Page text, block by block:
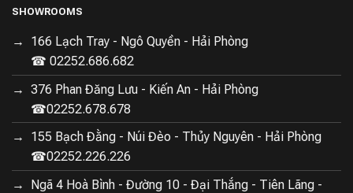
SHOWROOMS
166 Lạch Tray - Ngô Quyền - Hải Phòng
☎ 02252.686.682
376 Phan Đăng Lưu - Kiến An - Hải Phòng
☎02252.678.678
155 Bạch Đằng - Núi Đèo - Thủy Nguyên - Hải Phòng
☎02252.226.226
Ngã 4 Hoà Bình - Đường 10 - Đại Thắng - Tiên Lãng -